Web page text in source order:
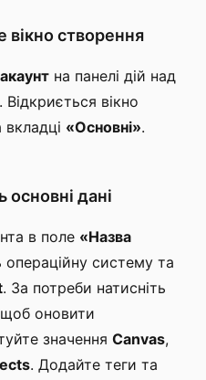
вікно створення
на панелі дій над
вікно
вкладці «Основні».
основні дані
в поле «Назва
операційну систему та
. За потреби натисніть
оновити
значення Canvas,
. Додайте теги та